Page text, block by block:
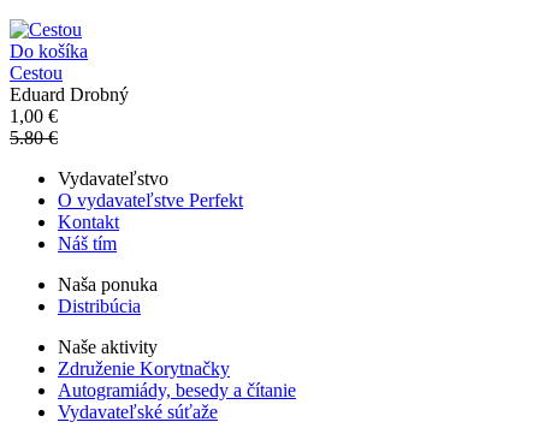
Do košíka
Cestou
Eduard Drobný
1,00 €
5.80 €
Vydavateľstvo
O vydavateľstve Perfekt
Kontakt
Náš tím
Naša ponuka
Distribúcia
Naše aktivity
Združenie Korytnačky
Autogramiády, besedy a čítanie
Vydavateľské súťaže